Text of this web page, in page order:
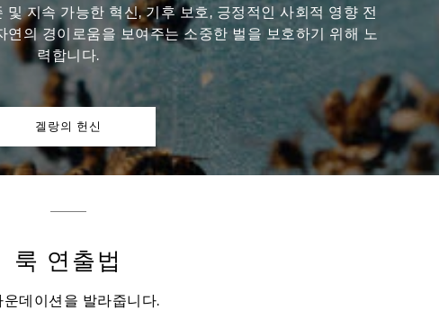
지속 가능한 혁신, 기후 보호, 긍정적인 사회적 영향 전
연의 경이로움을 보여주는 소중한 벌을 보호하기 위해 노
력합니다.
겔랑의 헌신
룩 연출법
운데이션을 발라줍니다.